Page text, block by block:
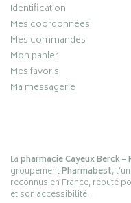
Identification
Mes coordonnées
Mes commandes
Mon panier
Mes favoris
Ma messagerie
Lapharmacie Cayeux Berck
groupementPharmabest,
reconnus en France, réputé
et son accessibilité.